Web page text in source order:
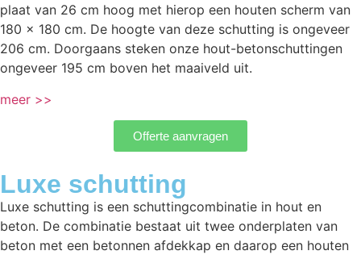
plaat van 26 cm hoog met hierop een houten scherm van
180 x 180 cm. De hoogte van deze schutting is ongeveer
206 cm. Doorgaans steken onze hout-betonschuttingen
ongeveer 195 cm boven het maaiveld uit.
meer >>
Offerte aanvragen
Luxe schutting
Luxe schutting is een schuttingcombinatie in hout en
beton. De combinatie bestaat uit twee onderplaten van
beton met een betonnen afdekkap en daarop een houten